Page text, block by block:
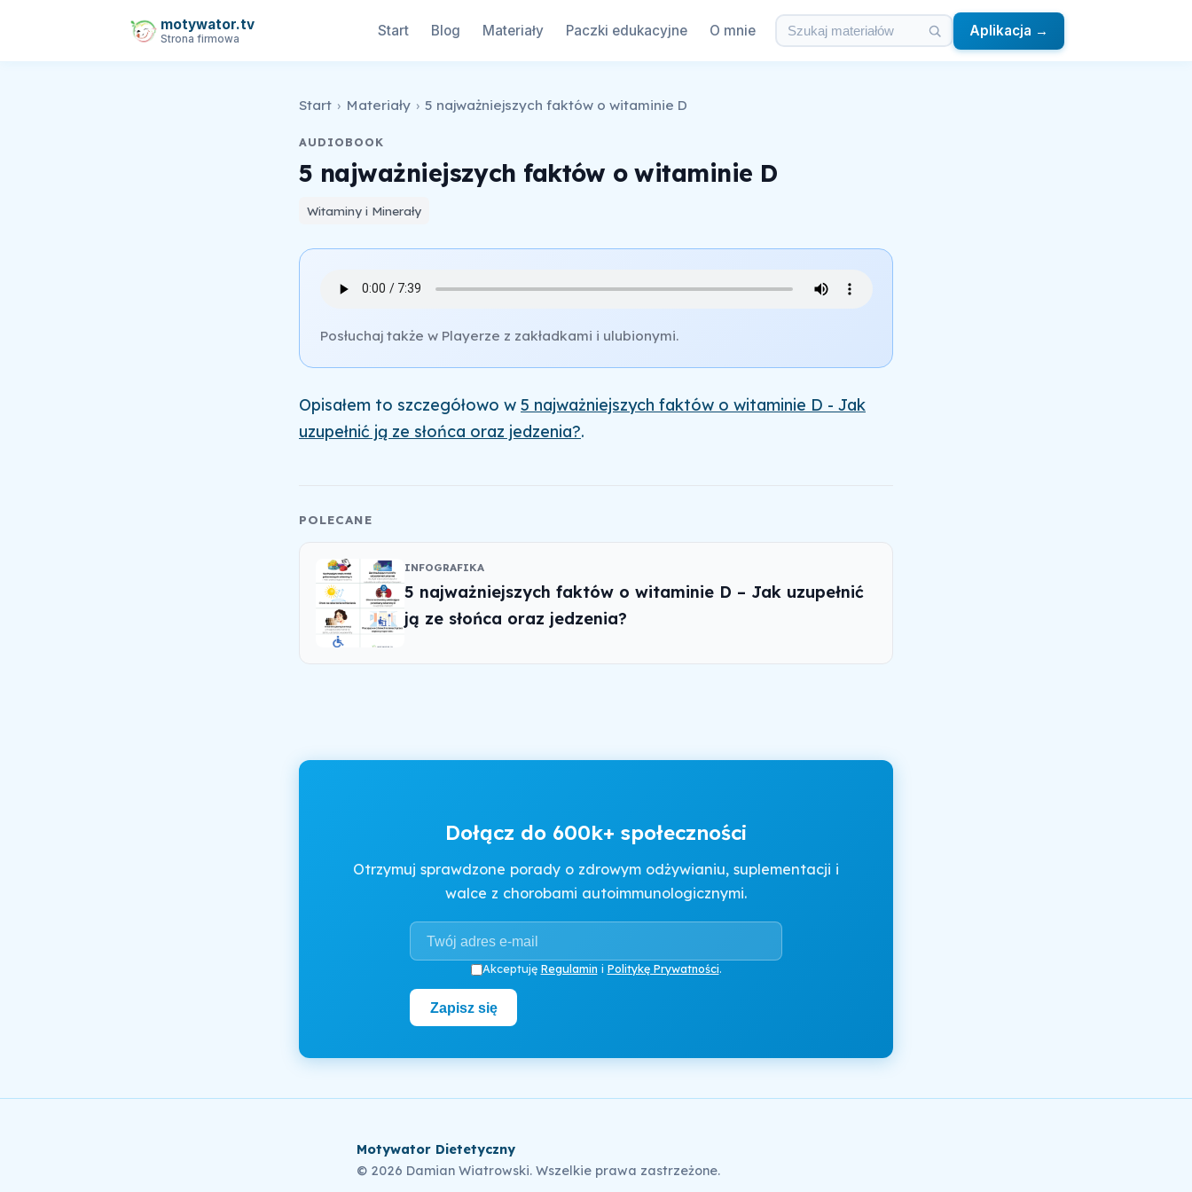
motywator.tv
Strona firmowa Start Blog Materiały Paczki edukacyjne O mnie Aplikacja →
Start › Materiały › 5 najważniejszych faktów o witaminie D
AUDIOBOOK
5 najważniejszych faktów o witaminie D
Witaminy i Minerały
Posłuchaj także w Playerze z zakładkami i ulubionymi.
Opisałem to szczegółowo w 5 najważniejszych faktów o witaminie D - Jak
uzupełnić ją ze słońca oraz jedzenia?.
POLECANE
INFOGRAFIKA
5 najważniejszych faktów o witaminie D – Jak uzupełnić
ją ze słońca oraz jedzenia?
Dołącz do 600k+ społeczności
Otrzymuj sprawdzone porady o zdrowym odżywianiu, suplementacji i
walce z chorobami autoimmunologicznymi.
Akceptuję Regulamin i Politykę Prywatności.
Zapisz się
Motywator Dietetyczny
© 2026 Damian Wiatrowski. Wszelkie prawa zastrzeżone.